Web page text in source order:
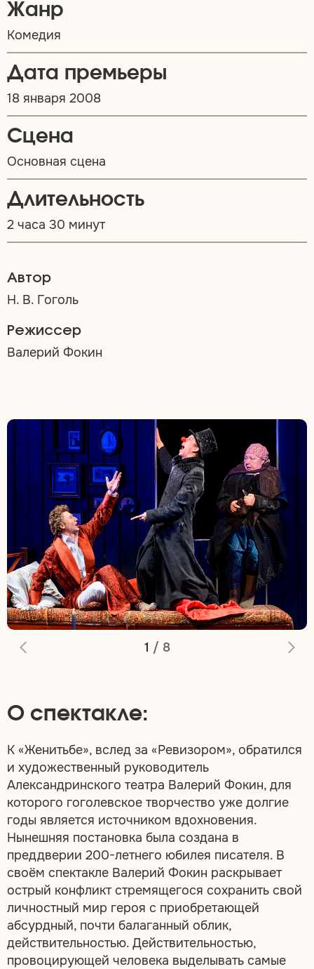
Жанр
Комедия
Дата премьеры
18 января 2008
Сцена
Основная сцена
Длительность
2 часа 30 минут
Автор
Н. В. Гоголь
Режиссер
Валерий Фокин
1 / 8
О спектакле:
К «Женитьбе», вслед за «Ревизором», обратился
и художественный руководитель
Александринского театра Валерий Фокин, для
которого гоголевское творчество уже долгие
годы является источником вдохновения.
Нынешняя постановка была создана в
преддверии 200-летнего юбилея писателя. В
своём спектакле Валерий Фокин раскрывает
острый конфликт стремящегося сохранить свой
личностный мир героя с приобретающей
абсурдный, почти балаганный облик,
действительностью. Действительностью,
провоцирующей человека выделывать самые